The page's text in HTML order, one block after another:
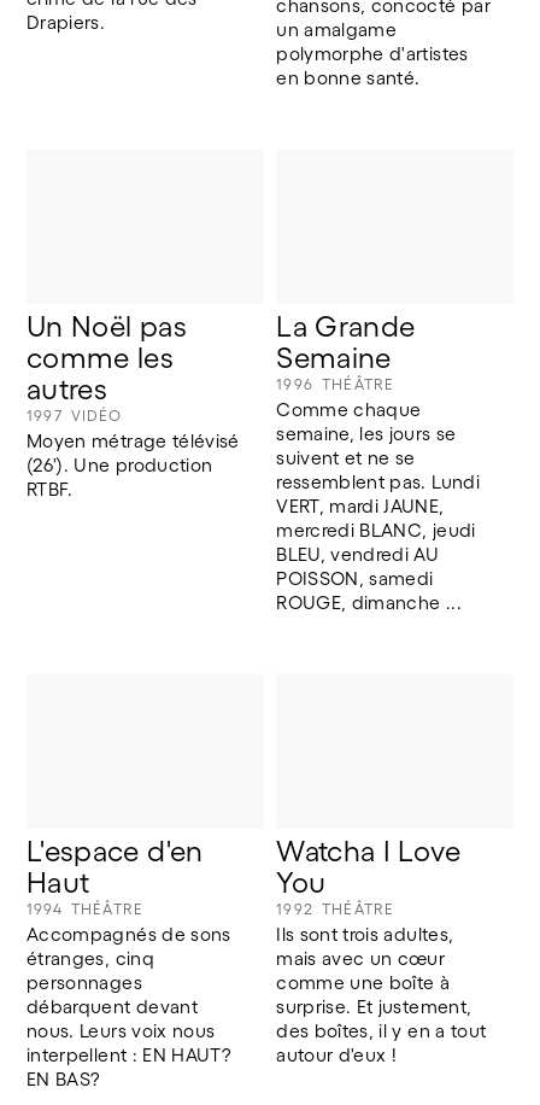
Drapiers.
chansons, concocté par
un amalgame
polymorphe d'artistes
en bonne santé.
Un Noël pas
comme les
autres
1997 VIDÉO
Moyen métrage télévisé
(26'). Une production
RTBF.
La Grande
Semaine
1996 THÉÂTRE
Comme chaque
semaine, les jours se
suivent et ne se
ressemblent pas. Lundi
VERT, mardi JAUNE,
mercredi BLANC, jeudi
BLEU, vendredi AU
POISSON, samedi
ROUGE, dimanche ...
L'espace d'en
Haut
1994 THÉÂTRE
Accompagnés de sons
étranges, cinq
personnages
débarquent devant
nous. Leurs voix nous
interpellent : EN HAUT?
EN BAS?
Watcha I Love
You
1992 THÉÂTRE
Ils sont trois adultes,
mais avec un cœur
comme une boîte à
surprise. Et justement,
des boîtes, il y en a tout
autour d'eux !